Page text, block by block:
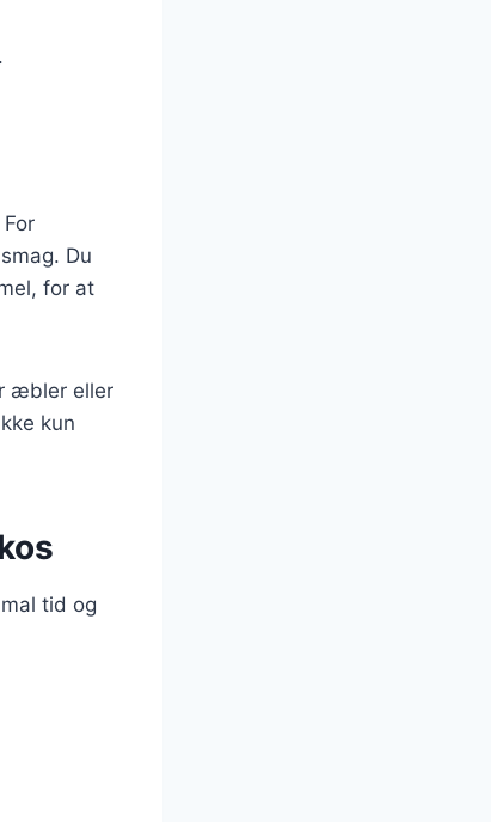
Du
for at
æbler eller
kun
tid og